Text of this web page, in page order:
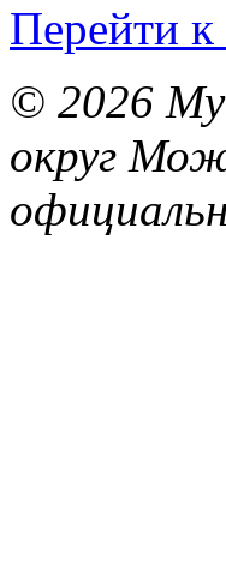
Перейти к
© 2026
округ